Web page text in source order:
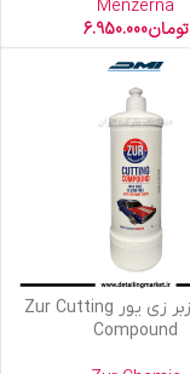
Menzerna
تومان6.950.000
پولیش زبر زی یور Zur Cutting
Compound